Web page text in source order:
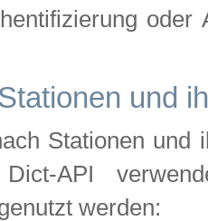
und
Stationen und
API
werden: